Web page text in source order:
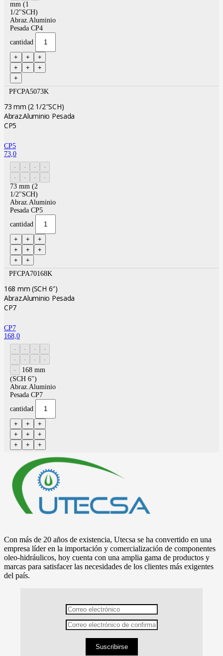
mm (1
1/2"SCH)
Abraz.Aluminio
Pesada CP4
cantidad
PFCPA5073K
73 mm (2 1/2″SCH)
Abraz.Aluminio Pesada
CP5
CP5
73,0
73 mm (2
1/2"SCH)
Abraz.Aluminio
Pesada CP5
cantidad
PFCPA70168K
168 mm (SCH 6″)
Abraz.Aluminio Pesada
CP7
CP7
168,0
168 mm
(SCH 6")
Abraz.Aluminio
Pesada CP7
cantidad
Con más de 20 años de existencia, Utecsa se ha convertido en una
empresa líder en la importación y comercialización de componentes
oleo-hidráulicos, hoy cuenta con una amplia gama de productos y
marcas para satisfacer las necesidades de los clientes más exigentes
del país.
Suscribirse